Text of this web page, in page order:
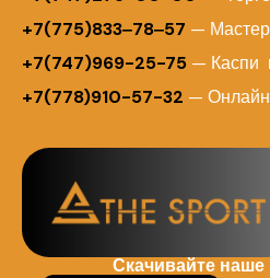
+7(775)833‒78‒57 —
+7(747)969-25-75 — Каспи
+7(778)910-57-32 — Онлайн
Скачивайте